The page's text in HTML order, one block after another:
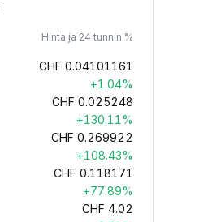
Hinta ja 24 tunnin %
CHF 0.04101161
+1.04%
CHF 0.025248
+130.11%
CHF 0.269922
+108.43%
CHF 0.118171
+77.89%
CHF 4.02